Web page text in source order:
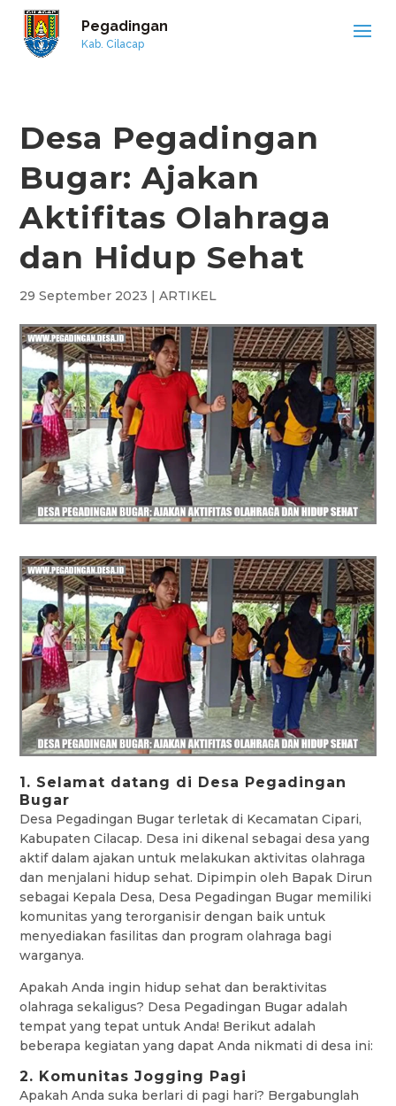
Pegadingan
Kab. Cilacap
Desa Pegadingan
Bugar: Ajakan
Aktifitas Olahraga
dan Hidup Sehat
29 September 2023 |ARTIKEL
1. Selamat datang di Desa Pegadingan
Bugar
Desa Pegadingan Bugar terletak di Kecamatan Cipari,
Kabupaten Cilacap. Desa ini dikenal sebagai desa yang
aktif dalam ajakan untuk melakukan aktivitas olahraga
dan menjalani hidup sehat. Dipimpin oleh Bapak Dirun
sebagai Kepala Desa, Desa Pegadingan Bugar memiliki
komunitas yang terorganisir dengan baik untuk
menyediakan fasilitas dan program olahraga bagi
warganya.
Apakah Anda ingin hidup sehat dan beraktivitas
olahraga sekaligus? Desa Pegadingan Bugar adalah
tempat yang tepat untuk Anda! Berikut adalah
beberapa kegiatan yang dapat Anda nikmati di desa ini:
2. Komunitas Jogging Pagi
Apakah Anda suka berlari di pagi hari? Bergabunglah